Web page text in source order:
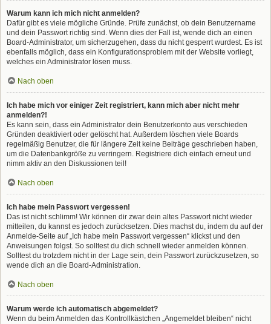
Warum kann ich mich nicht anmelden?
Dafür gibt es viele mögliche Gründe. Prüfe zunächst, ob dein Benutzername
und dein Passwort richtig sind. Wenn dies der Fall ist, wende dich an einen
Board-Administrator, um sicherzugehen, dass du nicht gesperrt wurdest. Es ist
ebenfalls möglich, dass ein Konfigurationsproblem mit der Website vorliegt,
welches ein Administrator lösen muss.
Nach oben
Ich habe mich vor einiger Zeit registriert, kann mich aber nicht mehr
anmelden?!
Es kann sein, dass ein Administrator dein Benutzerkonto aus verschieden
Gründen deaktiviert oder gelöscht hat. Außerdem löschen viele Boards
regelmäßig Benutzer, die für längere Zeit keine Beiträge geschrieben haben,
um die Datenbankgröße zu verringern. Registriere dich einfach erneut und
nimm aktiv an den Diskussionen teil!
Nach oben
Ich habe mein Passwort vergessen!
Das ist nicht schlimm! Wir können dir zwar dein altes Passwort nicht wieder
mitteilen, du kannst es jedoch zurücksetzen. Dies machst du, indem du auf der
Anmelde-Seite auf „Ich habe mein Passwort vergessen“ klickst und den
Anweisungen folgst. So solltest du dich schnell wieder anmelden können.
Solltest du trotzdem nicht in der Lage sein, dein Passwort zurückzusetzen, so
wende dich an die Board-Administration.
Nach oben
Warum werde ich automatisch abgemeldet?
Wenn du beim Anmelden das Kontrollkästchen „Angemeldet bleiben“ nicht